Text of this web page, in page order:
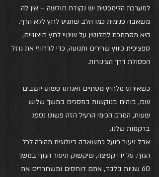
למערכת הלימפטית יש נקודת חולשה – אין לה
משאבה פנימית כמו הלב שתניע לחץ ללא הרף.
היא מסתמכת לחלוטין על שינויי לחץ חיצוניים,
ספציפית כיווץ שרירים ותנועה, כדי לדחוף את נוזל
הפסולת דרך הצינורות.
כשאירוע מלחיץ מסתיים ואנחנו פשוט יושבים
שם, בוהים בנוקשות במסכים במשך שלוש
שעות, המרק הכימי הרעיל הזה פשוט נספג
ברקמות שלנו.
אבל ניעור פועל כמשאבה ביולוגית מהירה לכל
הגוף. על ידי קפיצה, שיקשוק וניעור הגוף במשך
60 שניות בלבד, אתם דוחסים ומשחררים את